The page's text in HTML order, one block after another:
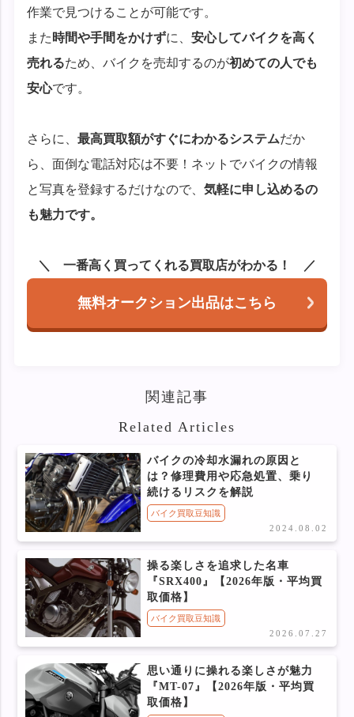
作業で見つけることが可能です。
また 時間や手間をかけずに、安心してバイクを高く
売れるため、バイクを売却するのが初めての人でも
安心です。
さらに、最高買取額がすぐにわかるシステムだか
ら、面倒な電話対応は不要！ネットでバイクの情報
と写真を登録するだけなので、気軽に申し込めるの
も魅力です。
一番高く買ってくれる買取店がわかる！
無料オークション出品はこちら
関連記事
Related Articles
バイクの冷却水漏れの原因と
は？修理費用や応急処置、乗り
続けるリスクを解説
バイク買取豆知識
2024.08.02
操る楽しさを追求した名車
『SRX400』【2026年版・平均買
取価格】
バイク買取豆知識
2026.07.27
思い通りに操れる楽しさが魅力
『MT-07』【2026年版・平均買
取価格】